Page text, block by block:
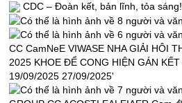
CDC – Đoàn kết, bản lĩnh, tỏa sáng!